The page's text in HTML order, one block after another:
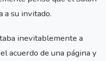
a su invitado.
inevitablemente a
acuerdo de una página y